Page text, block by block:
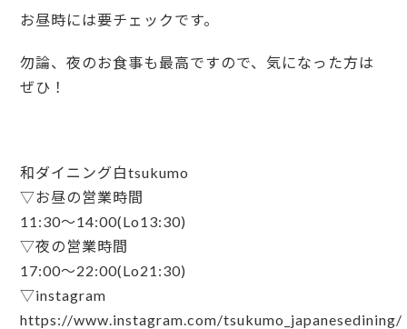
お昼時には要チェックです。
勿論、夜のお食事も最高ですので、気になった方は
ぜひ！
和ダイニング白tsukumo
▽お昼の営業時間
11:30〜14:00(Lo13:30)
▽夜の営業時間
17:00〜22:00(Lo21:30)
▽instagram
https://www.instagram.com/tsukumo_japanesedining/